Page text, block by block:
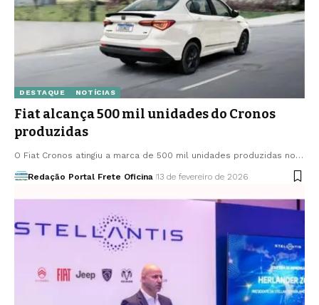
DESTAQUE NOTÍCIAS
Fiat alcança 500 mil unidades do Cronos
produzidas
O Fiat Cronos atingiu a marca de 500 mil unidades produzidas no…
Redação Portal Frete Oficina 13 de fevereiro de 2026